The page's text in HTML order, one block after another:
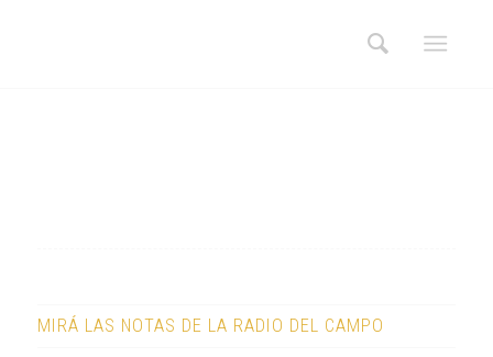
MIRÁ LAS NOTAS DE LA RADIO DEL CAMPO